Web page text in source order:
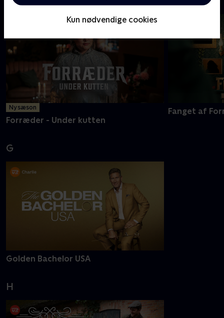
Kun nødvendige cookies
Ny sæson
Forræder - Under kutten
Fanget af
G
Golden Bachelor USA
H